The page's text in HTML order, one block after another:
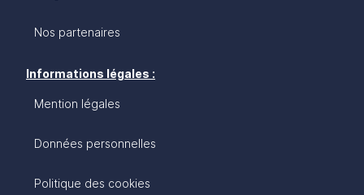
Nos partenaires
Informations légales :
Mention légales
Données personnelles
Politique des cookies